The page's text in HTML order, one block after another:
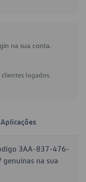
na sua conta.
logados.
Aplicações
3AA-837-476-
genuínas na sua